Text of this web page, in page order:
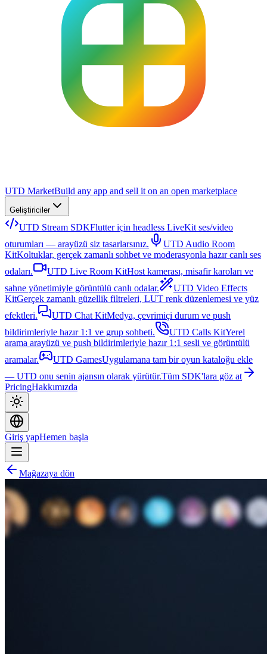
UTD MarketBuild any app and sell it on an open marketplace
Geliştiriciler
UTD Stream SDKFlutter için headless LiveKit ses/video
oturumları — arayüzü siz tasarlarsınız.
UTD Audio Room
KitKoltuklar, gerçek zamanlı sohbet ve moderasyonla hazır canlı ses
odaları.
UTD Live Room KitHost kamerası, misafir karoları ve
sahne yönetimiyle görüntülü canlı odalar.
UTD Video Effects
KitGerçek zamanlı güzellik filtreleri, LUT renk düzenlemesi ve yüz
efektleri.
UTD Chat KitMedya, çevrimiçi durum ve push
bildirimleriyle hazır 1:1 ve grup sohbeti.
UTD Calls KitYerel
arama arayüzü ve push bildirimleriyle hazır 1:1 sesli ve görüntülü
aramalar.
UTD GamesUygulamana tam bir oyun kataloğu ekle
— UTD onu senin ajansın olarak yürütür.Tüm SDK'lara göz at
PricingHakkımızda
Giriş yapHemen başla
Mağazaya dön